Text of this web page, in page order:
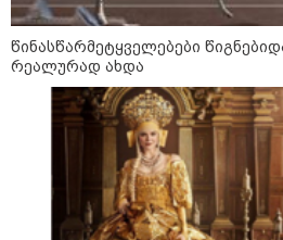
ძვირი
09:05 / 07-
დროს
წინასწარმეტყველებები
რეალურად ახდა